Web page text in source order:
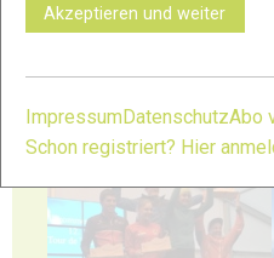
13
Akzeptieren und weiter
Impressum DatenschutzAbo
Schon registriert? Hier